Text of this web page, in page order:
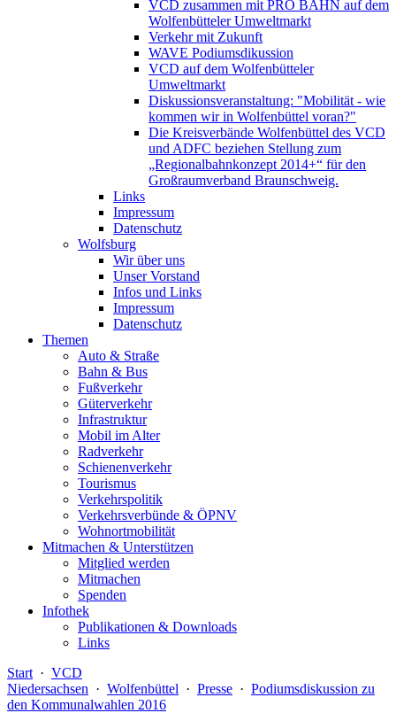
VCD zusammen mit PRO BAHN auf dem
Wolfenbütteler Umweltmarkt
Verkehr mit Zukunft
WAVE Podiumsdikussion
VCD auf dem Wolfenbütteler
Umweltmarkt
Diskussionsveranstaltung: "Mobilität - wie
kommen wir in Wolfenbüttel voran?"
Die Kreisverbände Wolfenbüttel des VCD
und ADFC beziehen Stellung zum
„Regionalbahnkonzept 2014+“ für den
Großraumverband Braunschweig.
Links
Impressum
Datenschutz
Wolfsburg
Wir über uns
Unser Vorstand
Infos und Links
Impressum
Datenschutz
Themen
Auto & Straße
Bahn & Bus
Fußverkehr
Güterverkehr
Infrastruktur
Mobil im Alter
Radverkehr
Schienenverkehr
Tourismus
Verkehrspolitik
Verkehrsverbünde & ÖPNV
Wohnortmobilität
Mitmachen & Unterstützen
Mitglied werden
Mitmachen
Spenden
Infothek
Publikationen & Downloads
Links
Start · VCD
Niedersachsen · Wolfenbüttel · Presse · Podiumsdiskussion zu
den Kommunalwahlen 2016